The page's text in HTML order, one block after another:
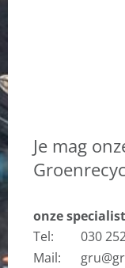
Je mag
onze
Tel:
030
Mail: